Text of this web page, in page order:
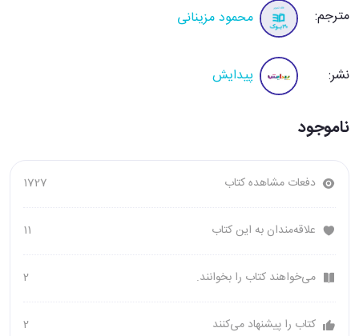
مترجم: محمود مزینانی
نشر: پیدایش
ناموجود
دفعات مشاهده کتاب 1727
علاقه‌مندان به این کتاب 11
می‌خواهند کتاب را بخوانند. 2
کتاب را پیشنهاد می‌کنند 2